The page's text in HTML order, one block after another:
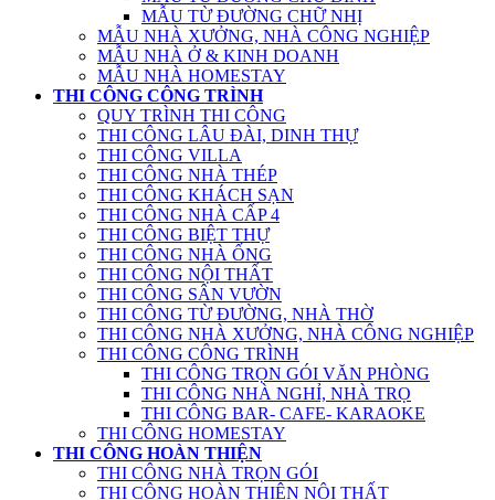
MẪU TỪ ĐƯỜNG CHỮ NHỊ
MẪU NHÀ XƯỞNG, NHÀ CÔNG NGHIỆP
MẪU NHÀ Ở & KINH DOANH
MẪU NHÀ HOMESTAY
THI CÔNG CÔNG TRÌNH
QUY TRÌNH THI CÔNG
THI CÔNG LÂU ĐÀI, DINH THỰ
THI CÔNG VILLA
THI CÔNG NHÀ THÉP
THI CÔNG KHÁCH SẠN
THI CÔNG NHÀ CẤP 4
THI CÔNG BIỆT THỰ
THI CÔNG NHÀ ỐNG
THI CÔNG NỘI THẤT
THI CÔNG SÂN VƯỜN
THI CÔNG TỪ ĐƯỜNG, NHÀ THỜ
THI CÔNG NHÀ XƯỞNG, NHÀ CÔNG NGHIỆP
THI CÔNG CÔNG TRÌNH
THI CÔNG TRỌN GÓI VĂN PHÒNG
THI CÔNG NHÀ NGHỈ, NHÀ TRỌ
THI CÔNG BAR- CAFE- KARAOKE
THI CÔNG HOMESTAY
THI CÔNG HOÀN THIỆN
THI CÔNG NHÀ TRỌN GÓI
THI CÔNG HOÀN THIỆN NỘI THẤT